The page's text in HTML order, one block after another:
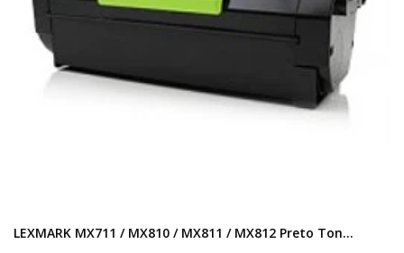
LEXMARK MX711 / MX810 / MX811 / MX812 Preto Ton...